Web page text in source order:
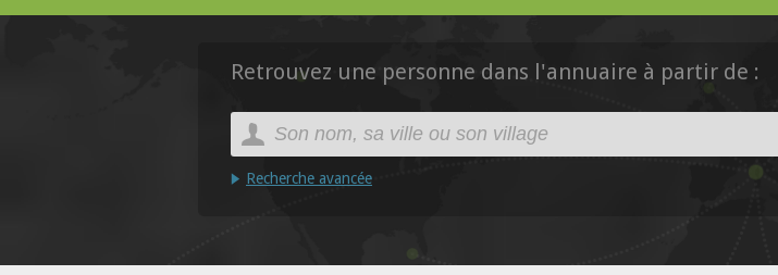
Retrouvez une personne dans l'annuaire à partir de :
Recherche avancée